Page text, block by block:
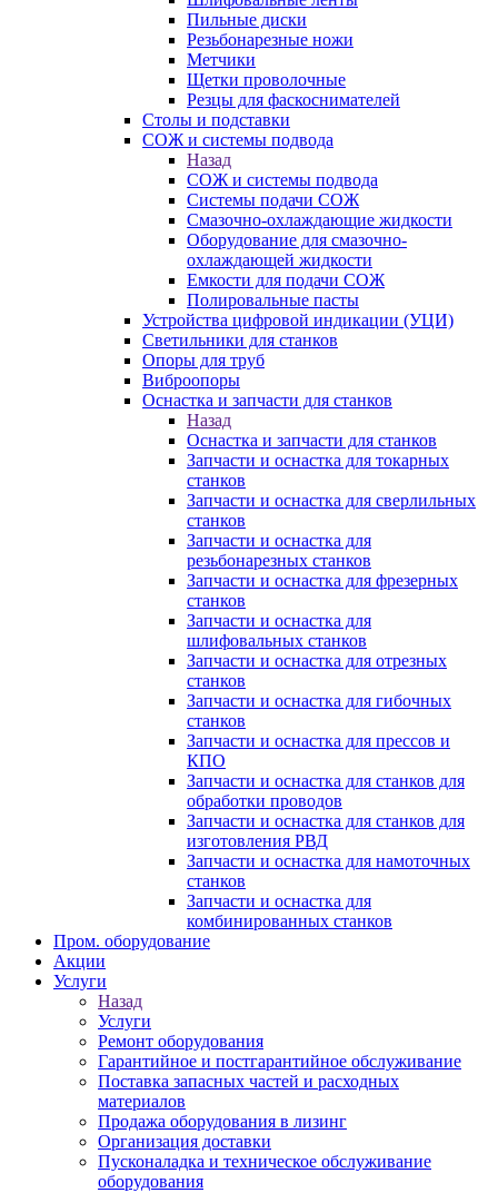
Пильные диски
Резьбонарезные ножи
Метчики
Щетки проволочные
Резцы для фаскоснимателей
Столы и подставки
СОЖ и системы подвода
Назад
СОЖ и системы подвода
Системы подачи СОЖ
Смазочно-охлаждающие жидкости
Оборудование для смазочно-
охлаждающей жидкости
Емкости для подачи СОЖ
Полировальные пасты
Устройства цифровой индикации (УЦИ)
Светильники для станков
Опоры для труб
Виброопоры
Оснастка и запчасти для станков
Назад
Оснастка и запчасти для станков
Запчасти и оснастка для токарных
станков
Запчасти и оснастка для сверлильных
станков
Запчасти и оснастка для
резьбонарезных станков
Запчасти и оснастка для фрезерных
станков
Запчасти и оснастка для
шлифовальных станков
Запчасти и оснастка для отрезных
станков
Запчасти и оснастка для гибочных
станков
Запчасти и оснастка для прессов и
КПО
Запчасти и оснастка для станков для
обработки проводов
Запчасти и оснастка для станков для
изготовления РВД
Запчасти и оснастка для намоточных
станков
Запчасти и оснастка для
комбинированных станков
Пром. оборудование
Акции
Услуги
Назад
Услуги
Ремонт оборудования
Гарантийное и постгарантийное обслуживание
Поставка запасных частей и расходных
материалов
Продажа оборудования в лизинг
Организация доставки
Пусконаладка и техническое обслуживание
оборудования